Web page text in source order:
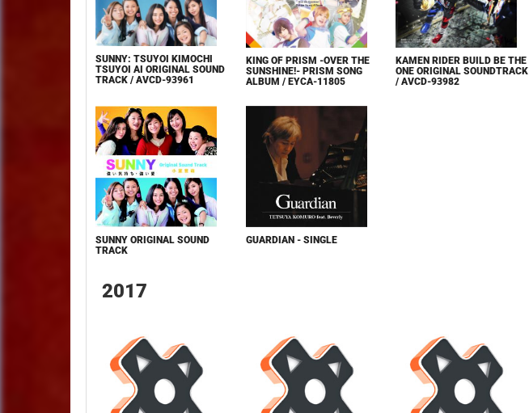
SUNNY: TSUYOI KIMOCHI
TSUYOI AI ORIGINAL SOUND
TRACK / AVCD-93961
KING OF PRISM -OVER THE
SUNSHINE!- PRISM SONG
ALBUM / EYCA-11805
KAMEN RIDER BUILD BE THE
ONE ORIGINAL SOUNDTRACK
/ AVCD-93982
SUNNY ORIGINAL SOUND
TRACK
GUARDIAN - SINGLE
2017